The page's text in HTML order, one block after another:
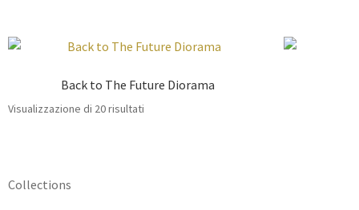
Back to The Future Diorama
Visualizzazione di 20 risultati
Collections